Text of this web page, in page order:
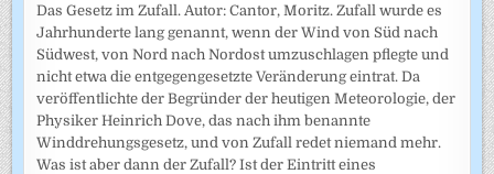
Das Gesetz im Zufall. Autor: Cantor, Moritz. Zufall wurde es
Jahrhunderte lang genannt, wenn der Wind von Süd nach
Südwest, von Nord nach Nordost umzuschlagen pflegte und
nicht etwa die entgegengesetzte Veränderung eintrat. Da
veröffentlichte der Begründer der heutigen Meteorologie, der
Physiker Heinrich Dove, das nach ihm benannte
Winddrehungsgesetz, und von Zufall redet niemand mehr.
Was ist aber dann der Zufall? Ist der Eintritt eines